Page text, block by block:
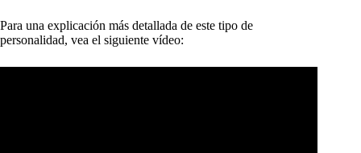
Para una explicación más detallada de este tipo de
personalidad, vea el siguiente vídeo: